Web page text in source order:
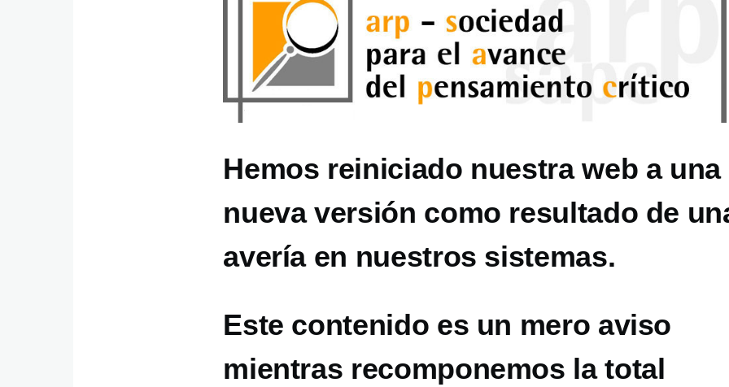
Hemos reiniciado nuestra web a una
nueva versión como resultado de
avería en nuestros sistemas.
Este contenido es un mero aviso
mientras recomponemos la total